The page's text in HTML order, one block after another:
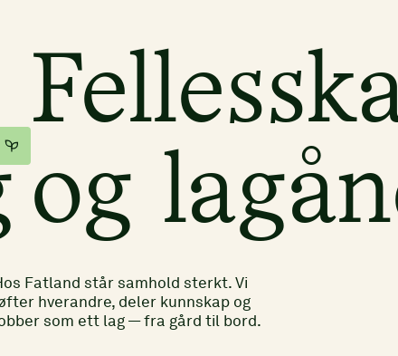
og
Fatland står samhold sterkt. Vi
hverandre, deler kunnskap og
som ett lag — fra gård til bord.